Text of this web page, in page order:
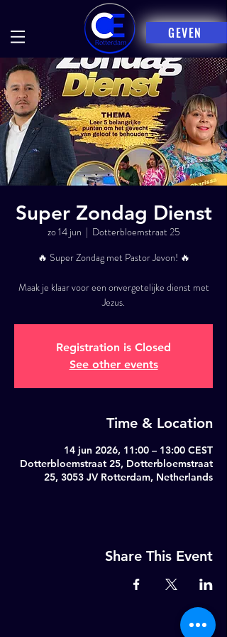
GEVEN
Super Zondag Dienst
zo 14 jun
  |
Dotterbloemstraat 25
🔥 Super Zondag met Pastor Jevon! 🔥
Maak je klaar voor een onvergetelijke dienst met
Jezus.
Registration is Closed
See other events
Time & Location
14 jun 2026, 11:00 – 13:00 CEST
Dotterbloemstraat 25, Dotterbloemstraat
25, 3053 JV Rotterdam, Netherlands
Share This Event